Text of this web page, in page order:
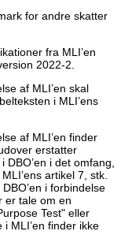
for andre skatter
fra MLI’en
2022-2.
af MLI’en skal
i MLI’ens
af MLI’en finder
erstatter
i det omfang,
artikel 7, stk.
i forbindelse
er tale om en
Test" eller
MLI’en finder ikke